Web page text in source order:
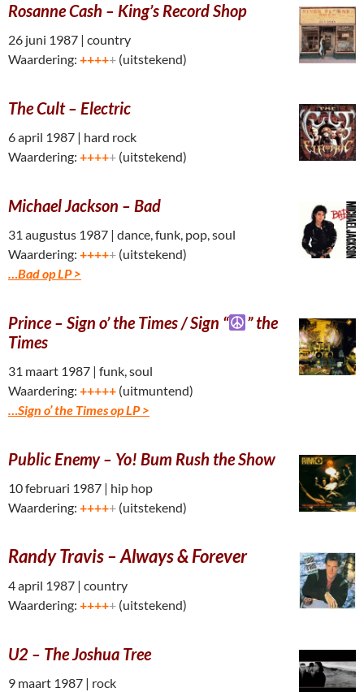
Rosanne Cash – King’s Record Shop
26 juni 1987 | country
Waardering: +++++ (uitstekend)
The Cult – Electric
6 april 1987 | hard rock
Waardering: +++++ (uitstekend)
Michael Jackson – Bad
31 augustus 1987 | dance, funk, pop, soul
Waardering: +++++ (uitstekend)
…Bad op LP >
Prince – Sign o’ the Times /Sign “
” the
Times
31 maart 1987 | funk, soul
Waardering: +++++ (uitmuntend)
…Sign o’ the Times op LP >
Public Enemy – Yo! Bum Rush the Show
10 februari 1987 | hip hop
Waardering: +++++ (uitstekend)
Randy Travis – Always & Forever
4 april 1987 | country
Waardering: +++++ (uitstekend)
U2 – The Joshua Tree
9 maart 1987 | rock